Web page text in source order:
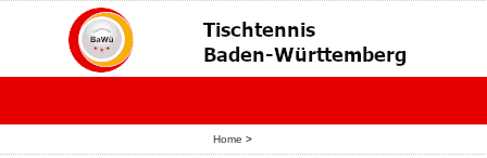
Home >